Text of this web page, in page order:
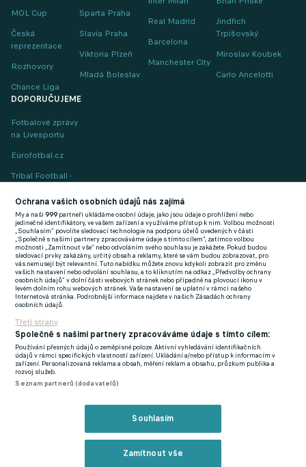
MOL Cup
Česká
reprezentace
Rozhovory
Chance Liga
Sparta Praha
Slavia Praha
Viktoria Plzeň
Mladá Boleslav
Real Madrid
Barcelona
Manchester City
Jindřich
Trpišovský
Miroslav Koubek
Carlo Ancelotti
DOPORUČUJEME
Fotbalové zprávy
na Livesportu
Eurofotbal.cz
Tribal Football -
(EN)
FlashFutbal (SK)
Tenisportal.cz
Tenisové zprávy
na Livesportu
Podmínky užití
Zásady ochrany osobních údajů
GDPR a žurnalistika
Ochrana vašich osobních údajů nás zajímá
My a naši999 partneři ukládáme osobní údaje, jako jsou údaje o prohlížení nebo
jedinečné identifikátory, ve vašem zařízení a využíváme přístup k nim. Volbou možnosti
„Souhlasím“ povolíte sledovací technologie na podporu účelů uvedených v části
„Společně s našimi partnery zpracováváme údaje s tímto cílem“, zatímco volbou
možnosti „Zamítnout vše“ nebo odvoláním svého souhlasu je zakážete. Pokud budou
sledovací prvky zakázány, určitý obsah a reklamy, které se vám budou zobrazovat, pro
vás nemusejí být relevantní. Tuto nabídku můžete znovu kdykoli zobrazit pro změnu
vašich nastavení nebo odvolání souhlasu, a to kliknutím na odkaz „Předvolby ochrany
osobních údajů“ v dolní části webových stránek nebo případně na plovoucí ikonu v
levém dolním rohu webových stránek. Vaše nastavení se uplatní v rámci našeho
Internetová stránka. Podrobnější informace najdete v našich Zásadách ochrany
osobních údajů.
Třetí strany
Společně s našimi partnery zpracováváme údaje s tímto cílem:
Používání přesných údajů o zeměpisné poloze. Aktivní vyhledávání identifikačních
údajů v rámci specifických vlastností zařízení. Ukládání a/nebo přístup k informacím v
zařízení. Personalizovaná reklama a obsah, měření reklam a obsahu, průzkum publika a
rozvoj služeb.
Seznam partnerů (dodavatelů)
Souhlasím
Zamítnout vše